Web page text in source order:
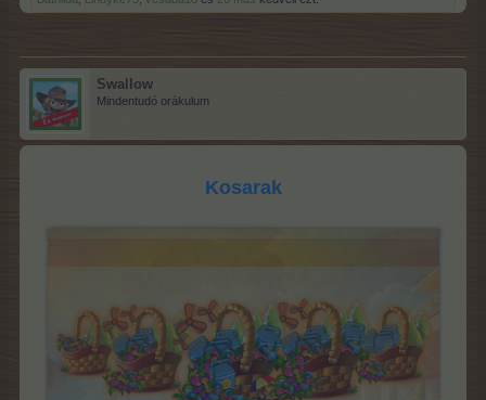
Swallow
Mindentudó orákulum
Kosarak